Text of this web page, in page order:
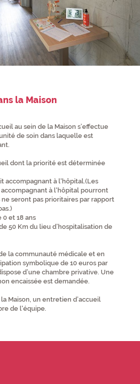
la Maison
au sein de la Maison s’effectue
de soin dans laquelle est
dont la priorité est déterminée
accompagnant à l'hôpital.(Les
à l'hôpital pourront
seront pas prioritaires par rapport
0 et 18 ans
50 Km du lieu d’hospitalisation de
la communauté médicale et en
symbolique de 10 euros par
d’une chambre privative. Une
encaissée est demandée.
Maison, un entretien d’accueil
de l'équipe.